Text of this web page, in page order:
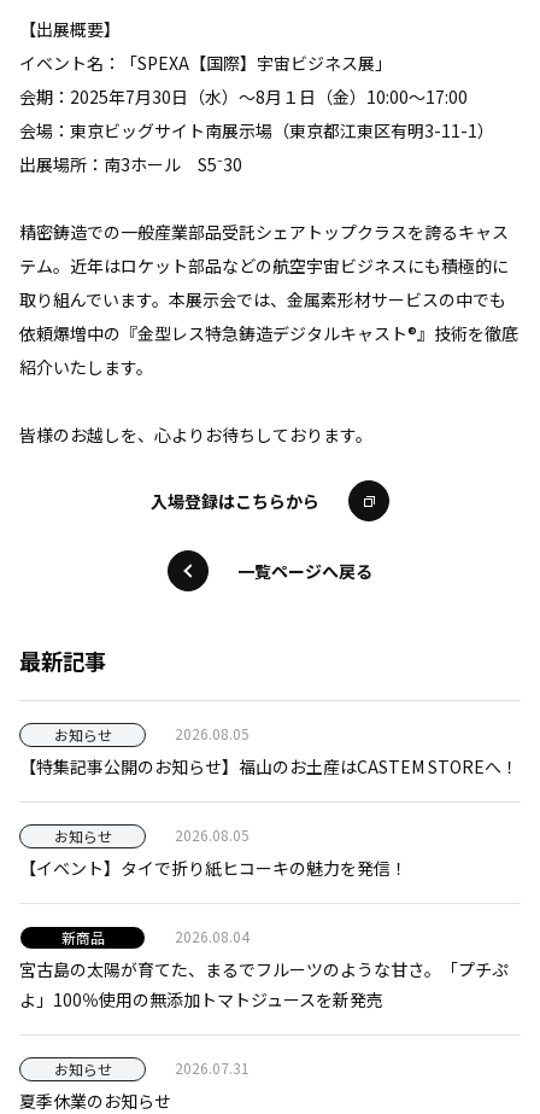
【出展概要】
イベント名：「SPEXA【国際】宇宙ビジネス展」
会期：2025年7月30日（水）～8月１日（金）10:00～17:00
会場：東京ビッグサイト南展示場（東京都江東区有明3-11-1）
出展場所：南3ホール S5⁻30
精密鋳造での一般産業部品受託シェアトップクラスを誇るキャス
テム。近年はロケット部品などの航空宇宙ビジネスにも積極的に
取り組んでいます。本展示会では、金属素形材サービスの中でも
依頼爆増中の『金型レス特急鋳造デジタルキャスト®』技術を徹底
紹介いたします。
皆様のお越しを、心よりお待ちしております。
入場登録はこちらから
一覧ページへ戻る
最新記事
お知らせ 2026.08.05
【特集記事公開のお知らせ】福山のお土産はCASTEM STOREへ！
お知らせ 2026.08.05
【イベント】タイで折り紙ヒコーキの魅力を発信！
新商品 2026.08.04
宮古島の太陽が育てた、まるでフルーツのような甘さ。「プチぷ
よ」100％使用の無添加トマトジュースを新発売
お知らせ 2026.07.31
夏季休業のお知らせ